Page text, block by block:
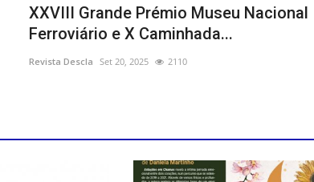
XXVIII Grande Prémio Museu Nacional
Ferroviário e X Caminhada...
Revista Descla Set 20, 2025 2110